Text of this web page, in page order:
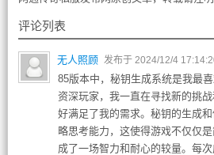
评论列表
无人照顾 发布于 2024/12/4
85版本中，秘钥生成系统是我最
资深玩家，我一直在寻找新的挑
好满足了我的需求。秘钥的生成
略思考能力，这使得游戏不仅仅
成了一场智力和耐心的较量。每